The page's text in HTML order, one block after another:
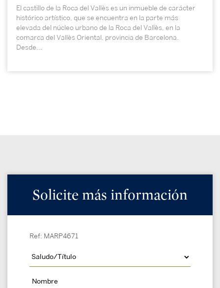
El castillo de la Roca del Vallès es un inmueble de carácter
histórico artístico, que se encuentra en la parte más
elevada del núcleo urbano de la Roca del Vallès, en la
comarca del Vallès Oriental, provincia de Barcelona.
Desde...
Solicite más información
Ref: MARP4671